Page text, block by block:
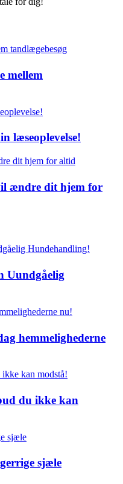
mellem
læseoplevelse!
ændre dit hjem for
Uundgåelig
hemmelighederne
du ikke kan
sjæle